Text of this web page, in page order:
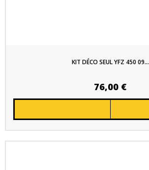
KIT DÉCO SEUL YFZ 450 09...
76,00 €